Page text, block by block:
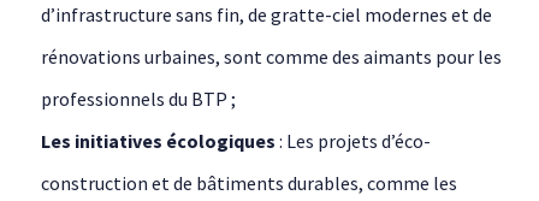
d’infrastructure sans fin, de gratte-ciel modernes et de
rénovations urbaines, sont comme des aimants pour les
professionnels du BTP ;
Les initiatives écologiques : Les projets d’éco-
construction et de bâtiments durables, comme les